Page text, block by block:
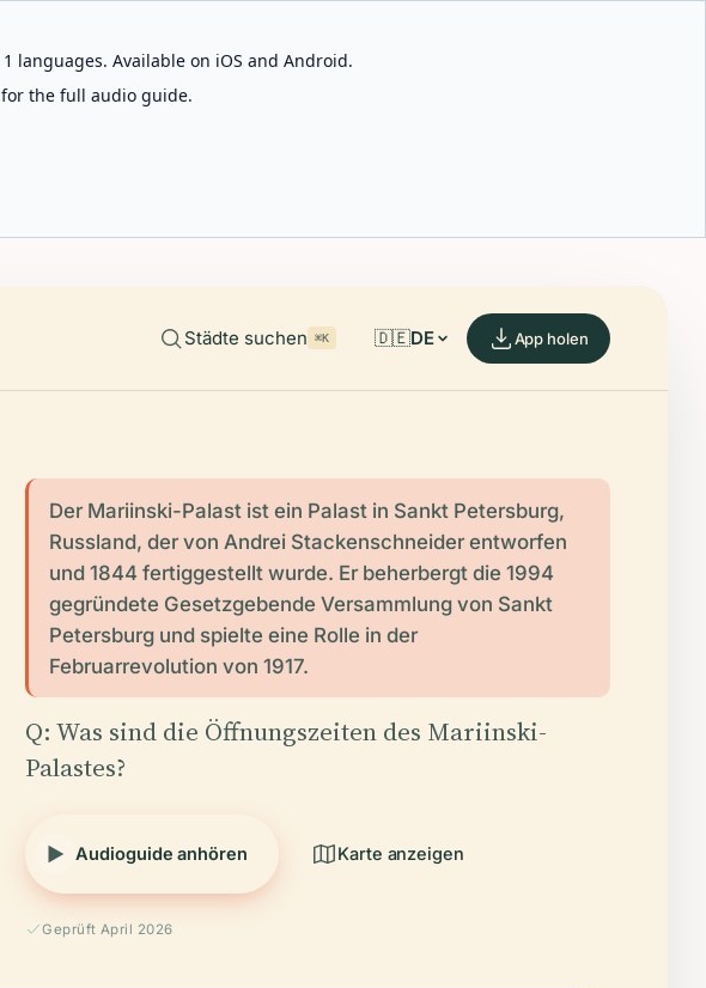
languages. Available on iOS and Android.
the full audio guide.
Städte suchen ⌘K 🇩🇪DE App holen
Der Mariinski-Palast ist ein Palast in Sankt Petersburg,
Russland, der von Andrei Stackenschneider entworfen
und 1844 fertiggestellt wurde. Er beherbergt die 1994
gegründete Gesetzgebende Versammlung von Sankt
Petersburg und spielte eine Rolle in der
Februarrevolution von 1917.
Q: Was sind die Öffnungszeiten des Mariinski-
Palastes?
Audioguide anhören Karte anzeigen
Geprüft April 2026